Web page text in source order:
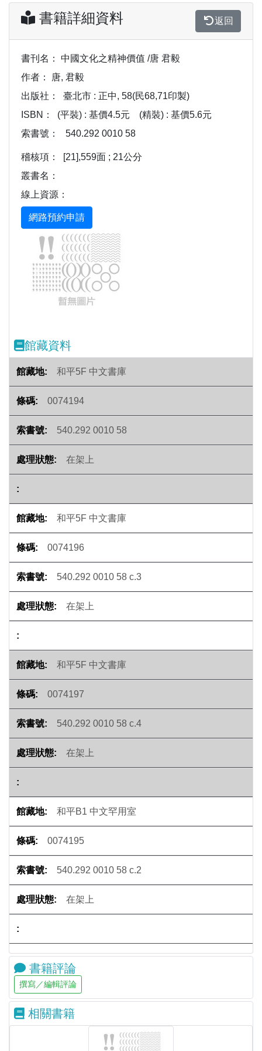
書籍詳細資料 返回
書刊名：
中國文化之精神價值 /唐 君毅
作者：
唐, 君毅
出版社：
臺北市 : 正中, 58(民68,71印製)
ISBN：
(平裝) : 基價4.5元
(精裝) : 基價5.6元
索書號：
540.292 0010 58
稽核項：
[21],559面 ; 21公分
叢書名：
線上資源：
Previous
館藏資料
和平5F 中文書庫
0074194
540.292 0010 58
在架上
和平5F 中文書庫
0074196
540.292 0010 58 c.3
在架上
和平5F 中文書庫
0074197
540.292 0010 58 c.4
在架上
和平B1 中文罕用室
0074195
540.292 0010 58 c.2
在架上
書籍評論
相關書籍